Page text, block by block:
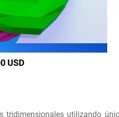
USD
utilizando